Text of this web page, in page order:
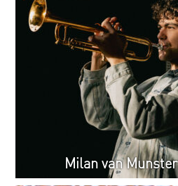
Milan van Munster